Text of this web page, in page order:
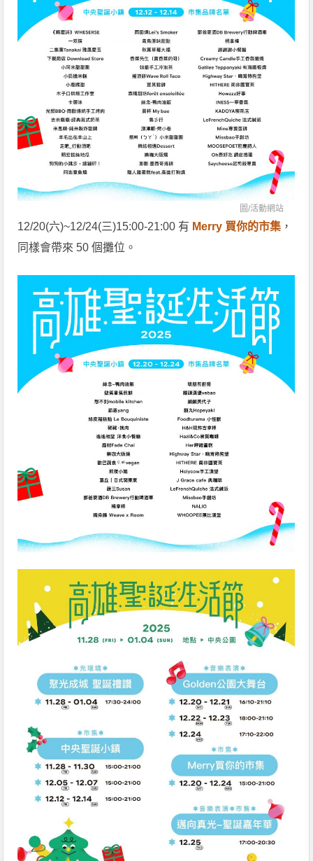
圖/活動網站
12/20(六)~12/24(三)15:00-21:00 有 Merry 買你的市集 ，
同樣會帶來 50 個攤位。